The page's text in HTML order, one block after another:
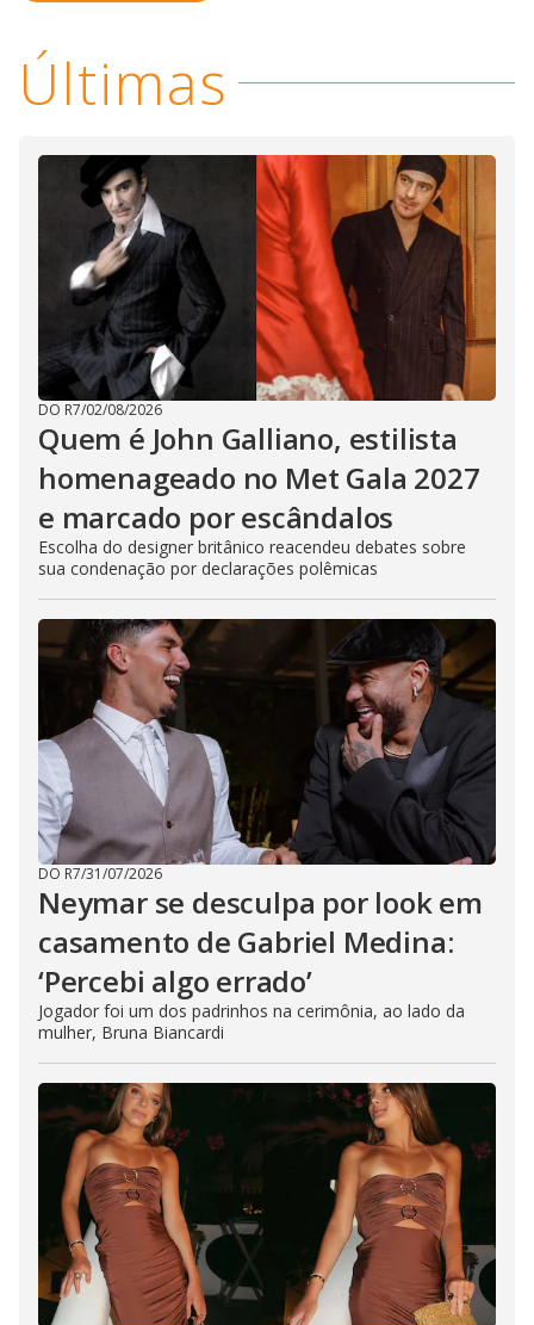
Últimas
DO R7/02/08/2026
Quem é John Galliano, estilista
homenageado no Met Gala 2027
e marcado por escândalos
Escolha do designer britânico reacendeu debates sobre
sua condenação por declarações polêmicas
DO R7/31/07/2026
Neymar se desculpa por look em
casamento de Gabriel Medina:
‘Percebi algo errado’
Jogador foi um dos padrinhos na cerimônia, ao lado da
mulher, Bruna Biancardi